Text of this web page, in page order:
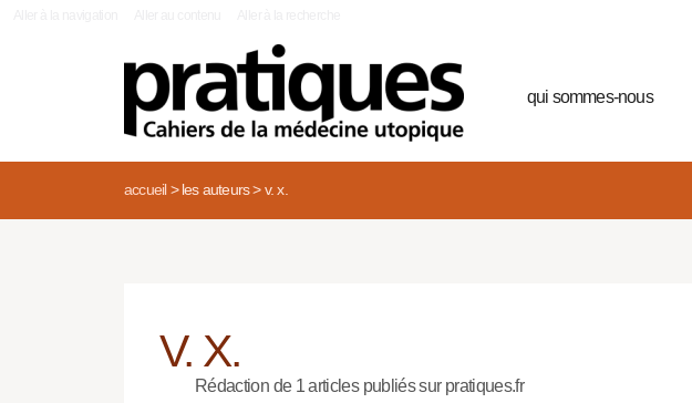
qui sommes-nous
accueil> les auteurs> v. x.
V. X.
Rédaction de 1 articles publiés sur pratiques.fr